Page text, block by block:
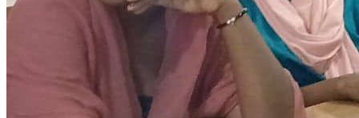
Nous intervenons sur plusieurs fronts pour assurer un
développement équitable et durable. Découvrez
comment nous agissons chaque jour.
Programmes Éducationels